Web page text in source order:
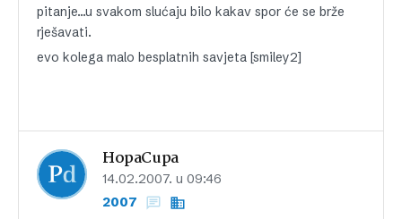
pitanje…u svakom slućaju bilo kakav spor će se brže
rješavati.
evo kolega malo besplatnih savjeta [smiley2]
HopaCupa
14.02.2007. u 09:46
2007